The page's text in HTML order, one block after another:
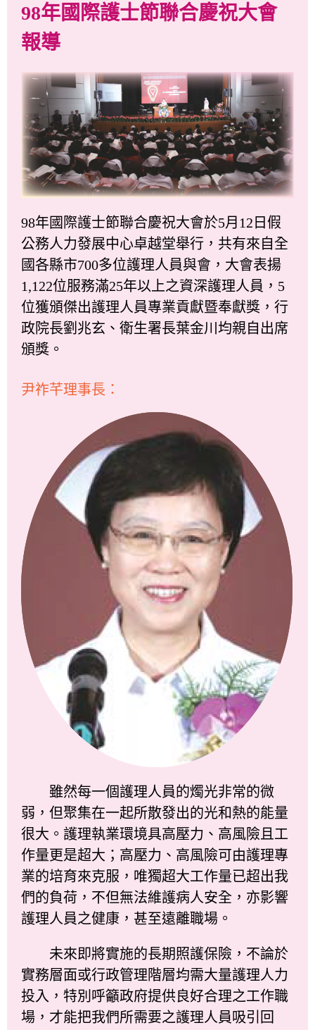
98年國際護士節聯合慶祝大會
報導
98年國際護士節聯合慶祝大會於5月12日假
公務人力發展中心卓越堂舉行，共有來自全
國各縣市700多位護理人員與會，大會表揚
1,122位服務滿25年以上之資深護理人員，5
位獲頒傑出護理人員專業貢獻暨奉獻獎，行
政院長劉兆玄、衛生署長葉金川均親自出席
頒獎。
尹祚芊理事長：
雖然每一個護理人員的燭光非常的微
弱，但聚集在一起所散發出的光和熱的能量
很大。護理執業環境具高壓力、高風險且工
作量更是超大；高壓力、高風險可由護理專
業的培育來克服，唯獨超大工作量已超出我
們的負荷，不但無法維護病人安全，亦影響
護理人員之健康，甚至遠離職場。
未來即將實施的長期照護保險，不論於
實務層面或行政管理階層均需大量護理人力
投入，特別呼籲政府提供良好合理之工作職
場，才能把我們所需要之護理人員吸引回